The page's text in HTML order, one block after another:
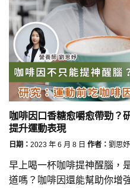
咖啡因口香糖愈嚼愈帶勁？
提升運動表現
日期： 2023 年 6 月 8 日 作者： 劉思
早上喝一杯咖啡提神醒腦，
道嗎？咖啡因還能幫助你增